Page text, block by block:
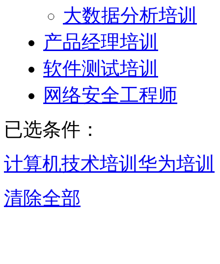
大数据分析培训
产品经理培训
软件测试培训
网络安全工程师
已选条件：
计算机技术培训 华为培训
清除全部